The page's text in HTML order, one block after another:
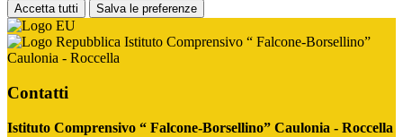
Accetta tutti Salva le preferenze
Istituto Comprensivo “ Falcone-Borsellino”
Caulonia - Roccella
Contatti
Istituto Comprensivo “ Falcone-Borsellino” Caulonia - Roccella